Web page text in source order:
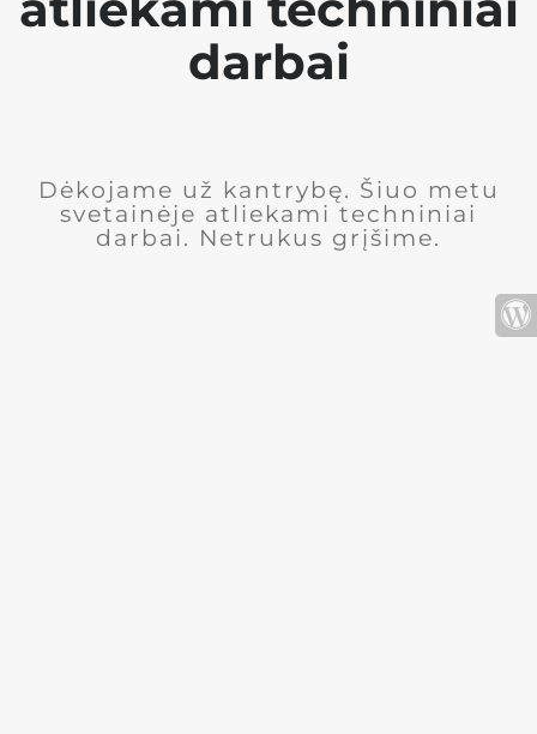
darbai
Dėkojame už kantrybę. Šiuo metu
svetainėje atliekami techniniai
darbai. Netrukus grįšime.